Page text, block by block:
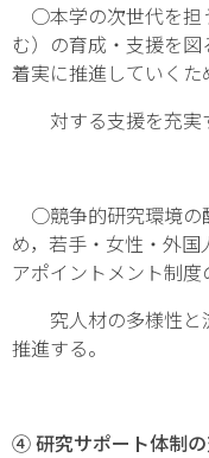
○本学の次世代を担
む）の育成・支援を
着実に推進していくた
対する支援を充実
○競争的研究環境の
め，若手・女性・外
アポイントメント制
究人材の多様性と
推進する。
④ 研究サポート体制